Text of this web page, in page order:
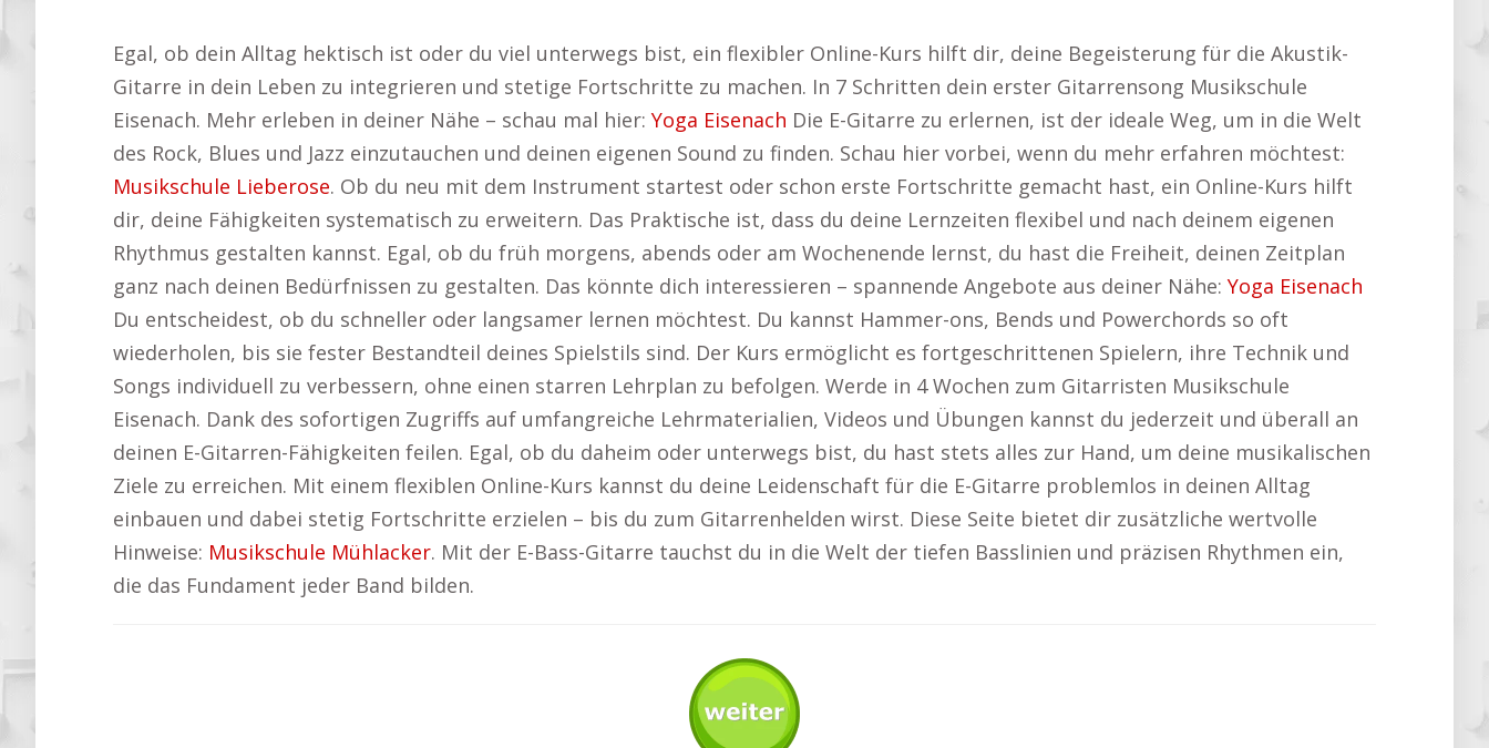
Egal, ob dein Alltag hektisch ist oder du viel unterwegs bist, ein flexibler Online-Kurs hilft dir, deine Begeisterung für die Akustik-
Gitarre in dein Leben zu integrieren und stetige Fortschritte zu machen. In 7 Schritten dein erster Gitarrensong Musikschule
Eisenach. Mehr erleben in deiner Nähe – schau mal hier: Yoga Eisenach Die E-Gitarre zu erlernen, ist der ideale Weg, um in die Welt
des Rock, Blues und Jazz einzutauchen und deinen eigenen Sound zu finden. Schau hier vorbei, wenn du mehr erfahren möchtest:
Musikschule Lieberose. Ob du neu mit dem Instrument startest oder schon erste Fortschritte gemacht hast, ein Online-Kurs hilft
dir, deine Fähigkeiten systematisch zu erweitern. Das Praktische ist, dass du deine Lernzeiten flexibel und nach deinem eigenen
Rhythmus gestalten kannst. Egal, ob du früh morgens, abends oder am Wochenende lernst, du hast die Freiheit, deinen Zeitplan
ganz nach deinen Bedürfnissen zu gestalten. Das könnte dich interessieren – spannende Angebote aus deiner Nähe: Yoga Eisenach
Du entscheidest, ob du schneller oder langsamer lernen möchtest. Du kannst Hammer-ons, Bends und Powerchords so oft
wiederholen, bis sie fester Bestandteil deines Spielstils sind. Der Kurs ermöglicht es fortgeschrittenen Spielern, ihre Technik und
Songs individuell zu verbessern, ohne einen starren Lehrplan zu befolgen. Werde in 4 Wochen zum Gitarristen Musikschule
Eisenach. Dank des sofortigen Zugriffs auf umfangreiche Lehrmaterialien, Videos und Übungen kannst du jederzeit und überall an
deinen E-Gitarren-Fähigkeiten feilen. Egal, ob du daheim oder unterwegs bist, du hast stets alles zur Hand, um deine musikalischen
Ziele zu erreichen. Mit einem flexiblen Online-Kurs kannst du deine Leidenschaft für die E-Gitarre problemlos in deinen Alltag
einbauen und dabei stetig Fortschritte erzielen – bis du zum Gitarrenhelden wirst. Diese Seite bietet dir zusätzliche wertvolle
Hinweise: Musikschule Mühlacker. Mit der E-Bass-Gitarre tauchst du in die Welt der tiefen Basslinien und präzisen Rhythmen ein,
die das Fundament jeder Band bilden.